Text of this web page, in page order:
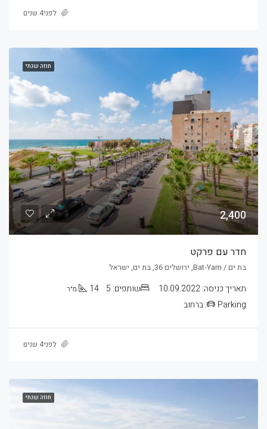
לפני4 שנים
חוזה שנתי
2,400
חדר עם פרקט
בת ים / Bat-Yam, ירושלים 36, בת ים, ישראל
תאריך כניסה:10.09.2022 שותפים: 5
14 מ״ר
Parking: ברחוב
לפני4 שנים
חוזה שנתי